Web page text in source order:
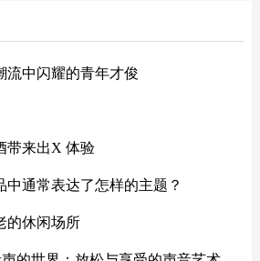
流中闪耀的青年才俊
带来出X 体验
中通常表达了怎样的主题？
的休闲场所